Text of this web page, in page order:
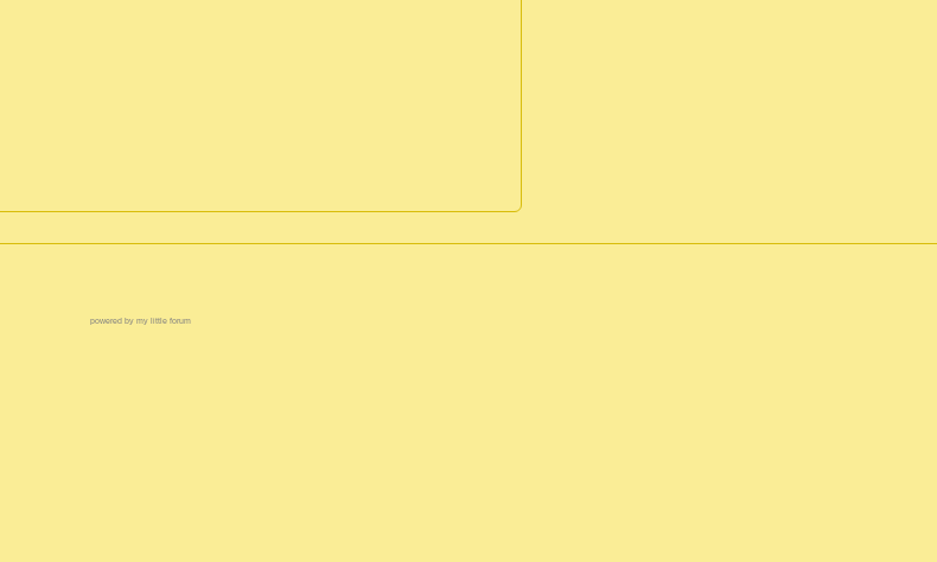
powered by my little forum